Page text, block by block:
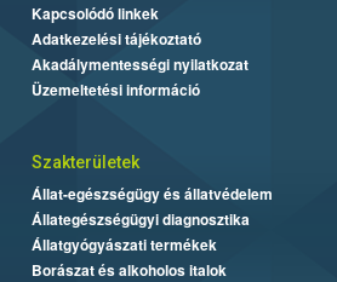
Kapcsolódó linkek
Adatkezelési tájékoztató
Akadálymentességi nyilatkozat
Üzemeltetési információ
Szakterületek
Állat-egészségügy és állatvédelem
Állategészségügyi diagnosztika
Állatgyógyászati termékek
Borászat és alkoholos italok